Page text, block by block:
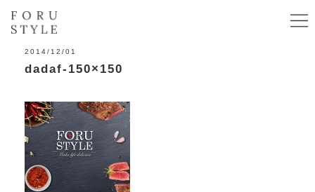
2014/12/01
dadaf-150×150